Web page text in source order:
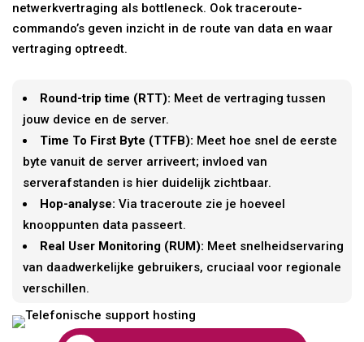
netwerkvertraging als bottleneck. Ook traceroute-
commando’s geven inzicht in de route van data en waar
vertraging optreedt.
Round-trip time (RTT): Meet de vertraging tussen
jouw device en de server.
Time To First Byte (TTFB): Meet hoe snel de eerste
byte vanuit de server arriveert; invloed van
serverafstanden is hier duidelijk zichtbaar.
Hop-analyse: Via traceroute zie je hoeveel
knooppunten data passeert.
Real User Monitoring (RUM): Meet snelheidservaring
van daadwerkelijke gebruikers, cruciaal voor regionale
verschillen.